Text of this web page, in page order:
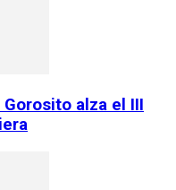
alza el III